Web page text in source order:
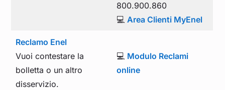
800.900.860
💻Area Clienti MyEnel
Reclamo Enel
Vuoi contestare la
bolletta o un altro
disservizio.
💻 Modulo Reclami
online